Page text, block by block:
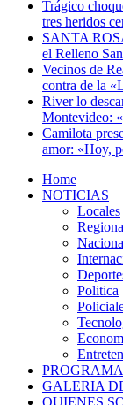
Trágico
tres heridos
SANTA
el Relleno
Vecinos de
contra de la
River lo
Montevideo:
Camilota
amor: «Hoy,
Home
NOTICIAS
Locales
Politica
GALERIA